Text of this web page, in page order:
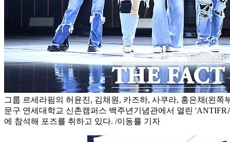
그룹 르세라핌의 허윤진, 김채원, 카즈하, 사쿠라, 홍은채(왼쪽
문구 연세대학교 신촌캠퍼스 백주년기념관에서 열린
에 참석해 포즈를 취하고 있다. /이동률 기자